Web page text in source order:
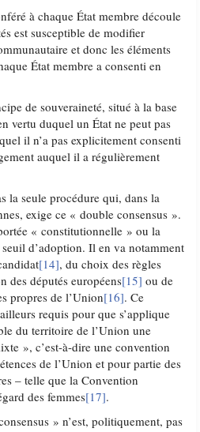
à chaque État membre découle
est susceptible de modifier
et donc les éléments
État membre a consenti en
de souveraineté, situé à la base
vertu duquel un État ne peut pas
il n’a pas explicitement consenti
auquel il a régulièrement
la seule procédure qui, dans la
exige ce « double consensus ».
« constitutionnelle » ou la
d’adoption. Il en va notamment
[14], du choix des règles
des députés européens[15] ou de
propres de l’Union[16]. Ce
requis pour que s’applique
du territoire de l’Union une
», c’est-à-dire une convention
de l’Union et pour partie des
– telle que la Convention
des femmes[17].
» n’est, politiquement, pas